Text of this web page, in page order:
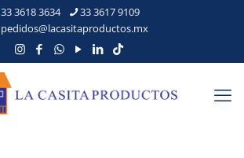
33 3618 3634
33 3617 9109
pedidos@lacasitaproductos.mx